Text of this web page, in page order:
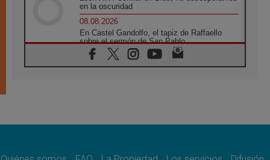
en la oscuridad
08.08.2026
En Castel Gandolfo, el tapiz de Raffaello
sobre el sermón de San Pablo
08.08.2026
En Colombia, «la paz no se compra con una
08.08.2026